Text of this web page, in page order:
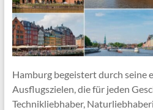
Hamburg begeistert durch seine
Ausflugszielen, die für jeden
Technikliebhaber,